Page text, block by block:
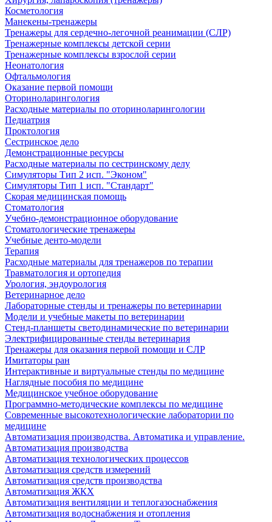
Косметология
Манекены-тренажеры
Тренажеры для сердечно-легочной реанимации (СЛР)
Тренажерные комплексы детской серии
Тренажерные комплексы взрослой серии
Неонатология
Офтальмология
Оказание первой помощи
Оториноларингология
Расходные материалы по оториноларингологии
Педиатрия
Проктология
Сестринское дело
Демонстрационные ресурсы
Расходные материалы по сестринскому делу
Симуляторы Тип 2 исп. "Эконом"
Симуляторы Тип 1 исп. "Стандарт"
Скорая медицинская помощь
Стоматология
Учебно-демонстрационное оборудование
Стоматологические тренажеры
Учебные денто-модели
Терапия
Расходные материалы для тренажеров по терапии
Травматология и ортопедия
Урология, эндоурология
Ветеринарное дело
Лабораторные стенды и тренажеры по ветеринарии
Модели и учебные макеты по ветеринарии
Стенд-планшеты светодинамические по ветеринарии
Электрифицированные стенды ветеринария
Тренажеры для оказания первой помощи и СЛР
Имитаторы ран
Интерактивные и виртуальные стенды по медицине
Наглядные пособия по медицине
Медицинское учебное оборудование
Программно-методические комплексы по медицине
Современные высокотехнологические лаборатории по
медицине
Автоматизация производства. Автоматика и управление.
Автоматизация производства
Автоматизация технологических процессов
Автоматизация средств измерений
Автоматизация средств производства
Автоматизация ЖКХ
Автоматизация вентиляции и теплогазоснабжения
Автоматизация водоснабжения и отопления